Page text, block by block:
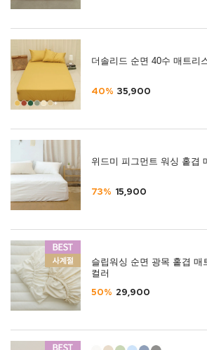
더솔리드 순면 40수 매트리
40% 35,900
위드미 피그먼트 워싱 홑겹
73% 15,900
슬립워싱 순면 광목 홑겹 매
컬러
50% 29,900